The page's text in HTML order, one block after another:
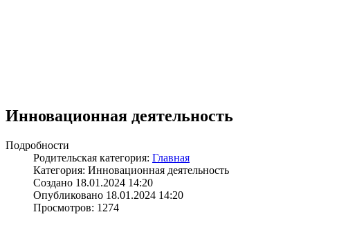
Инновационная деятельность
Подробности
Родительская категория: Главная
Категория: Инновационная деятельность
Создано 18.01.2024 14:20
Опубликовано 18.01.2024 14:20
Просмотров: 1274